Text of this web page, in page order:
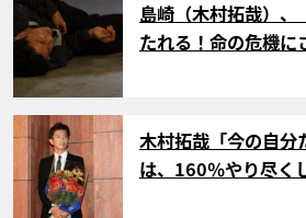
島崎（木村拓哉）、
たれる！命の危機
サムネイル
木村拓哉「今の自分
は、160％やり尽く